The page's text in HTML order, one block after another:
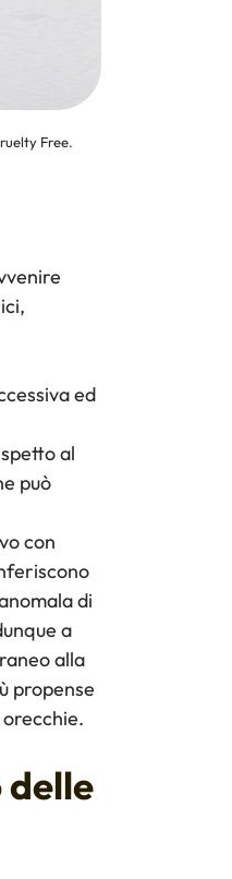
Free.
ed
al
può
con
di
a
alla
propense
delle